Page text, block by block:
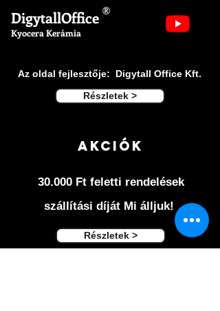
Csomagolás: Műanyagházas dobozban.
®
DigytallOffice
Kyocera Kerámia
Az oldal fejlesztője: Digytall Office Kft.
Részletek >
Akciók
30.000 Ft feletti rendelések
szállítási díját Mi álljuk!
Részletek >